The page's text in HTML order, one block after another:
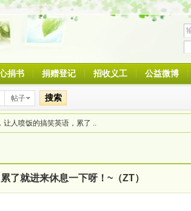
捐书 捐赠登记 招收义工 公益微博
帖子 搜索
让人喷饭的搞笑英语，累了 ..
了就进来休息一下呀！~（ZT）